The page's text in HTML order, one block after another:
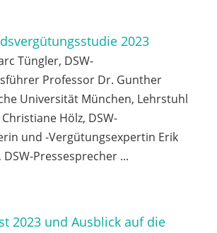
2023
Tüngler, DSW-
Professor Dr. Gunther
Universität München, Lehrstuhl
Hölz, DSW-
und -Vergütungsexpertin Erik
Pressesprecher ...
2023 und Ausblick auf die